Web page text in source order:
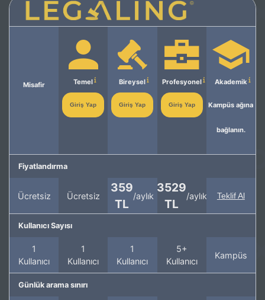
Misafir Temel
Giriş Yap
Bireysel
Giriş Yap
Profesyonel
Giriş Yap
Akademik
Kampüs ağına
bağlanın.
Fiyatlandırma
Ücretsiz Ücretsiz
359
TL
/aylık
3529
TL
/aylık Teklif Al
Kullanıcı Sayısı
1
Kullanıcı
1
Kullanıcı
1
Kullanıcı
5+
Kullanıcı
Kampüs
Günlük arama sınırı